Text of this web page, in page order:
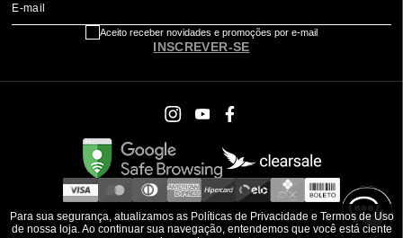
E-mail
INSCREVER-SE
Aceito receber novidades e promoções por e-mail
Para sua segurança, atualizamos as Políticas de Privacidade e Termos de Uso
de nossa loja. Ao continuar sua navegação, entendemos que você está ciente